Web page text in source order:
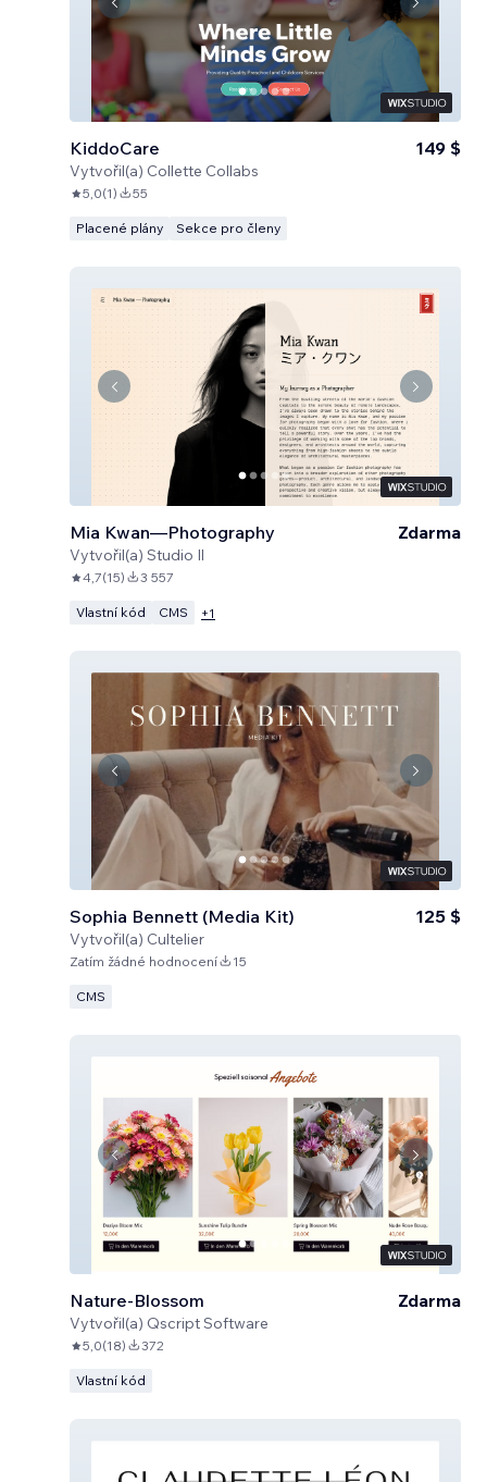
KiddoCare
Vytvořil(a) Collette Collabs
149 $
5,0(1) 55
Placené plány Sekce pro členy
Mia Kwan—Photography
Vytvořil(a) Studio Il
Zdarma
4,7(15) 3 557
Vlastní kód CMS +1
Sophia Bennett (Media Kit)
Vytvořil(a) Cultelier
125 $
Zatím žádné hodnocení 15
CMS
Nature-Blossom
Vytvořil(a) Qscript Software
Zdarma
5,0(18) 372
Vlastní kód